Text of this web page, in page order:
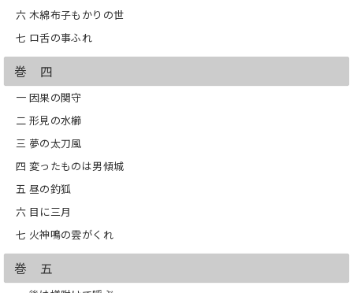
六 木綿布子もかりの世
七 ロ舌の事ふれ
巻 四
一 因果の関守
二 形見の水櫛
三 夢の太刀風
四 変ったものは男傾城
五 昼の釣狐
六 目に三月
七 火神鳴の雲がくれ
巻 五